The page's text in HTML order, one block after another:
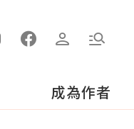
成為作者